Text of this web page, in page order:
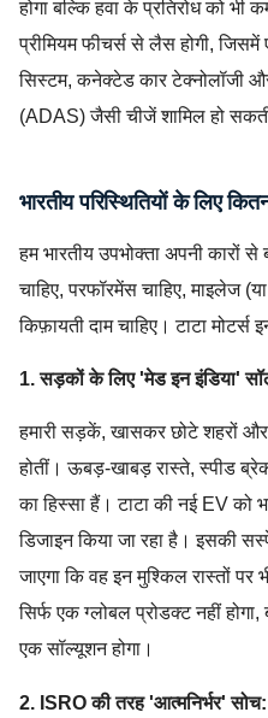
होगा बल्कि हवा के प्रतिरोध को
प्रीमियम फीचर्स से लैस होगी,
सिस्टम, कनेक्टेड कार टेक्नोलॉजी
(ADAS) जैसी चीजें शामिल हो
भारतीय परिस्थितियों के लिए
हम भारतीय उपभोक्ता अपनी कारों
चाहिए, परफॉरमेंस चाहिए, माइलेज
किफ़ायती दाम चाहिए। टाटा मोटर्स
1. सड़कों के लिए 'मेड इन इंडिया'
हमारी सड़कें, खासकर छोटे शहरों और
होतीं। ऊबड़-खाबड़ रास्ते, स्पीड
का हिस्सा हैं। टाटा की नई EV को
डिजाइन किया जा रहा है। इसकी
जाएगा कि वह इन मुश्किल रास्तों
सिर्फ एक ग्लोबल प्रोडक्ट नहीं
एक सॉल्यूशन होगा।
2. ISRO की तरह 'आत्मनिर्भर' सोच: